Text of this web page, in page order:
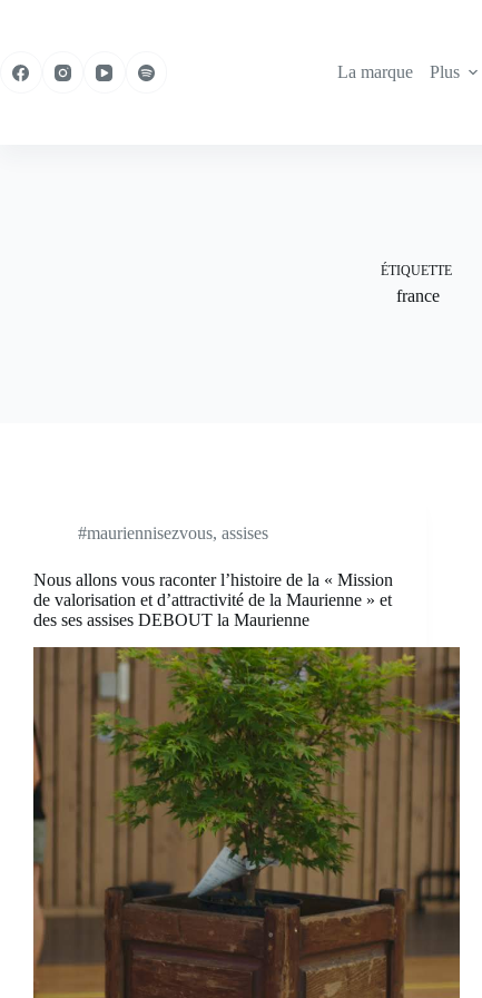
La marque
Plus
ÉTIQUETTE
france
#mauriennisezvous, assises
Nous allons vous raconter l’histoire de la « Mission
de valorisation et d’attractivité de la Maurienne » et
des ses assises DEBOUT la Maurienne